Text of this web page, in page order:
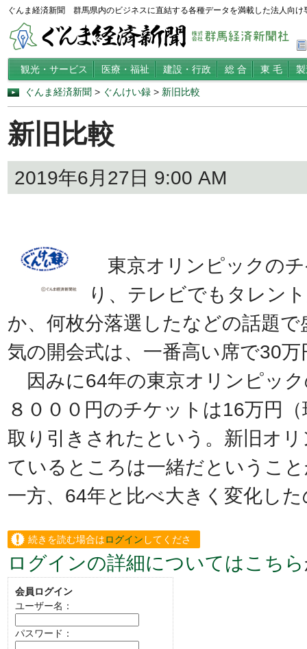
ぐんま経済新聞 群馬県内のビジネスに直結する各種データを満載した法人向け
観光・サービス 医療・福祉 建設・行政 総 合 東 毛
ぐんま経済新聞 > ぐんけい録 > 新旧比較
新旧比較
2019年6月27日 9:00 AM
東京オリンピックの
り、テレビでもタレン
か、何枚分落選したなどの話題
気の開会式は、一番高い席で30
因みに64年の東京オリンピッ
８０００円のチケットは16万円
取り引きされたという。新旧オ
ているところは一緒だというこ
一方、64年と比べ大きく変化し
続きを読む場合はログイン してくださ
い。
ログインの詳細についてはこちら
会員ログイン
ユーザー名：
パスワード：